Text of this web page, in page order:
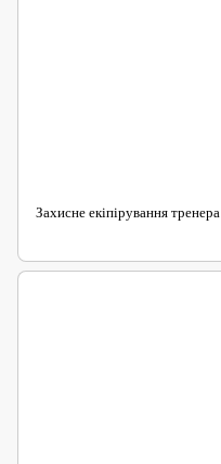
Захисне екіпірування тренера